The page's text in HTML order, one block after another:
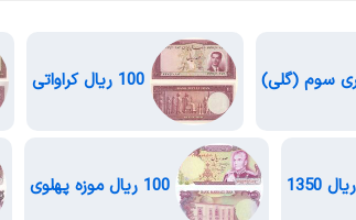
100 ریال کراواتی